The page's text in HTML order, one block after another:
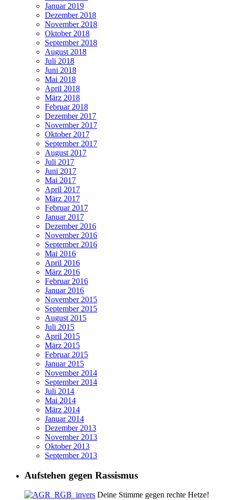
Januar 2019
Dezember 2018
November 2018
Oktober 2018
September 2018
August 2018
Juli 2018
Juni 2018
Mai 2018
April 2018
März 2018
Februar 2018
Dezember 2017
November 2017
Oktober 2017
September 2017
August 2017
Juli 2017
Juni 2017
Mai 2017
April 2017
März 2017
Februar 2017
Januar 2017
Dezember 2016
November 2016
September 2016
Mai 2016
April 2016
März 2016
Februar 2016
Januar 2016
November 2015
September 2015
August 2015
Juli 2015
April 2015
März 2015
Februar 2015
Januar 2015
November 2014
September 2014
Juli 2014
Mai 2014
März 2014
Januar 2014
Dezember 2013
November 2013
Oktober 2013
September 2013
Aufstehen gegen Rassismus
Deine Stimme gegen rechte Hetze!